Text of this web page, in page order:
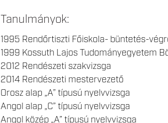
Tanulmányok:
1995 Rendőrtiszti Főiskola- büntetés-
1999 Kossuth Lajos Tudományegyetem
2012 Rendészeti szakvizsga
2014 Rendészeti mestervezető
Orosz alap „A” típusú nyelvvizsga
Angol alap „C” típusú nyelvvizsga
Angol közép „A” típusú nyelvvizsga